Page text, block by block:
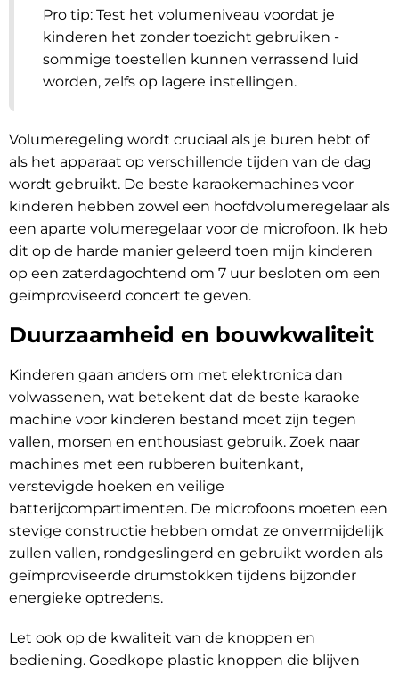
Pro tip: Test het volumeniveau voordat je
kinderen het zonder toezicht gebruiken -
sommige toestellen kunnen verrassend luid
worden, zelfs op lagere instellingen.
Volumeregeling wordt cruciaal als je buren hebt of
als het apparaat op verschillende tijden van de dag
wordt gebruikt. De beste karaokemachines voor
kinderen hebben zowel een hoofdvolumeregelaar als
een aparte volumeregelaar voor de microfoon. Ik heb
dit op de harde manier geleerd toen mijn kinderen
op een zaterdagochtend om 7 uur besloten om een
geïmproviseerd concert te geven.
Duurzaamheid en bouwkwaliteit
Kinderen gaan anders om met elektronica dan
volwassenen, wat betekent dat de beste karaoke
machine voor kinderen bestand moet zijn tegen
vallen, morsen en enthousiast gebruik. Zoek naar
machines met een rubberen buitenkant,
verstevigde hoeken en veilige
batterijcompartimenten. De microfoons moeten een
stevige constructie hebben omdat ze onvermijdelijk
zullen vallen, rondgeslingerd en gebruikt worden als
geïmproviseerde drumstokken tijdens bijzonder
energieke optredens.
Let ook op de kwaliteit van de knoppen en
bediening. Goedkope plastic knoppen die blijven